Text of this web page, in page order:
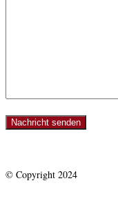
© Copyright 2024